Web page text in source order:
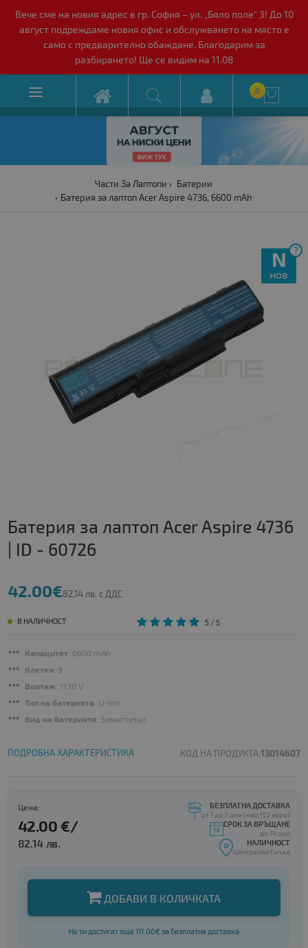
Вече сме на новия адрес в гр. София – ул. „Бяло поле“ 3! До 10
август подреждаме новия офис и обслужването на място е
само с предварително обаждане. Благодарим за
разбирането! Ще се видим на 11.08
 0 
Части За Лаптопи
Батерии
Батерия за лаптоп Acer Aspire 4736, 6600 mAh
?
N
нов
Батерия за лаптоп Acer Aspire 4736
| ID - 60726
42.00€82.14 лв. с ДДС
В НАЛИЧНОСТ 5/ 5
Капацитет: 6600 mAh
Клетки: 9
Волтаж: 11.10 V
Тип на батерията: Li-Ion
Вид на батерията: Заместител
ПОДРОБНА ХАРАКТЕРИСТИКА КОД НА ПРОДУКТА:13014607
Цена:
42.00 €/
82.14 лв.
БЕЗПЛАТНА ДОСТАВКА
от 1 до 3 дни (над 153 евро)
СРОК ЗА ВРЪЩАНЕ
до 14 дни
НАЛИЧНОСТ
Централен Склад
ДОБАВИ В КОЛИЧКАТА
Не ти достигат още 111.00€ за безплатна доставка